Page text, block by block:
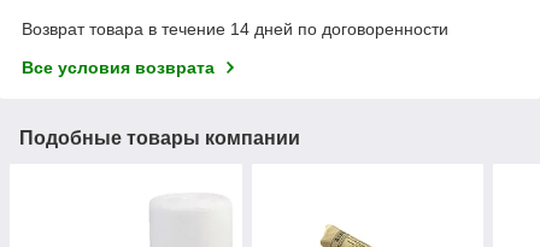
Возврат товара в течение 14 дней по договоренности
Все условия возврата
Подобные товары компании